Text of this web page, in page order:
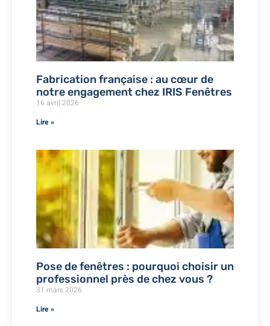
Fabrication française : au cœur de
notre engagement chez IRIS Fenêtres
16 avril 2026
Lire »
Pose de fenêtres : pourquoi choisir un
professionnel près de chez vous ?
31 mars 2026
Lire »